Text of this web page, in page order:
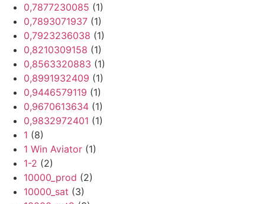
0,7877230085 (1)
0,7893071937 (1)
0,7923236038 (1)
0,8210309158 (1)
0,8563320883 (1)
0,8991932409 (1)
0,9446579119 (1)
0,9670613634 (1)
0,9832972401 (1)
1 (8)
1 Win Aviator (1)
1-2 (2)
10000_prod (2)
10000_sat (3)